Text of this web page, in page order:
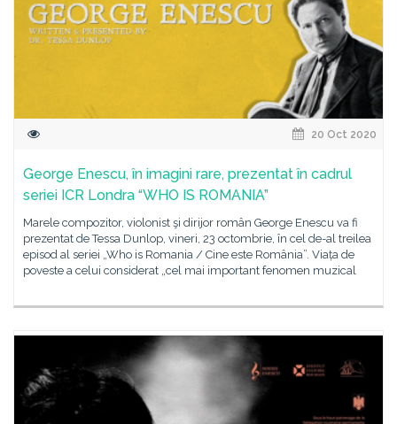
20 Oct 2020
George Enescu, în imagini rare, prezentat în cadrul
seriei ICR Londra “WHO IS ROMANIA”
Marele compozitor, violonist şi dirijor român George Enescu va fi
prezentat de Tessa Dunlop, vineri, 23 octombrie, în cel de-al treilea
episod al seriei „Who is Romania / Cine este România”. Viața de
poveste a celui considerat „cel mai important fenomen muzical